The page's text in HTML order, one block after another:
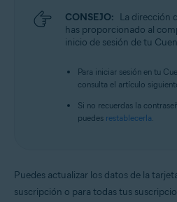
CONSEJO: La dirección
has proporcionado al
inicio de sesión de tu
Para iniciar sesión en tu
consulta el artículo
Si no recuerdas la
puedes restablecerla.
Puedes actualizar los datos de la
suscripción o para todas tus